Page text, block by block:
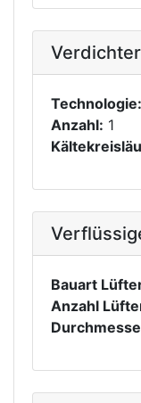
Verdichter
Technologie:
Anzahl: 1
Bauart
Anzahl